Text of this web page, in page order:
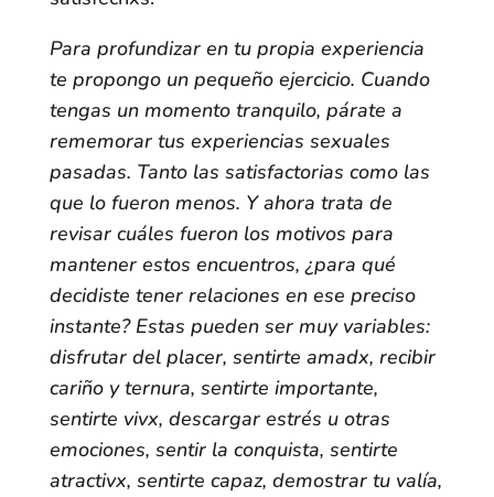
Para profundizar en tu propia experiencia
te propongo un pequeño ejercicio. Cuando
tengas un momento tranquilo, párate a
rememorar tus experiencias sexuales
pasadas. Tanto las satisfactorias como las
que lo fueron menos. Y ahora trata de
revisar cuáles fueron los motivos para
mantener estos encuentros, ¿para qué
decidiste tener relaciones en ese preciso
instante? Estas pueden ser muy variables:
disfrutar del placer, sentirte amadx, recibir
cariño y ternura, sentirte importante,
sentirte vivx, descargar estrés u otras
emociones, sentir la conquista, sentirte
atractivx, sentirte capaz, demostrar tu valía,